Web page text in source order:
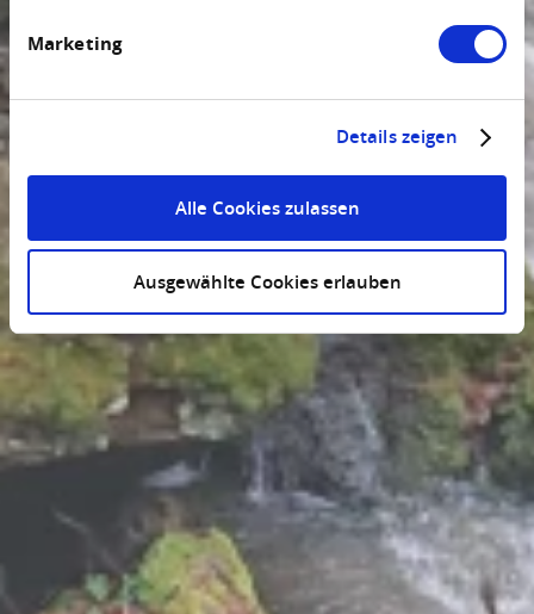
Marketing
Details zeigen
Alle Cookies zulassen
Ausgewählte Cookies erlauben